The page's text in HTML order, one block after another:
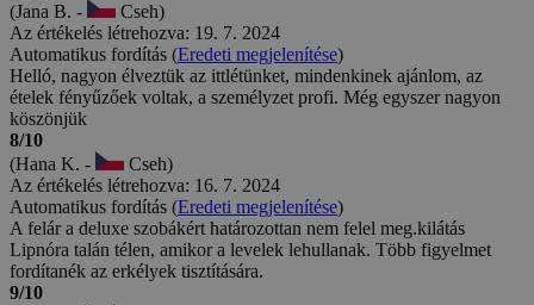
(Jana B. -
Cseh)
Az értékelés létrehozva: 19. 7. 2024
Automatikus fordítás (Eredeti megjelenítése)
Helló, nagyon élveztük az ittlétünket, mindenkinek ajánlom, az
ételek fényűzőek voltak, a személyzet profi. Még egyszer nagyon
köszönjük
8/10
(Hana K. -
Cseh)
Az értékelés létrehozva: 16. 7. 2024
Automatikus fordítás (Eredeti megjelenítése)
A felár a deluxe szobákért határozottan nem felel meg.kilátás
Lipnóra talán télen, amikor a levelek lehullanak. Több figyelmet
fordítanék az erkélyek tisztítására.
9/10